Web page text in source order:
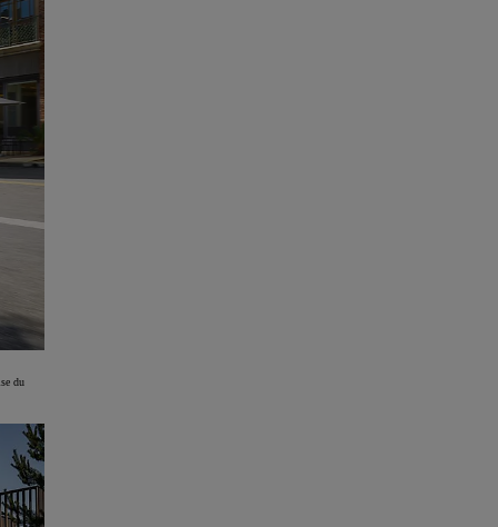
du